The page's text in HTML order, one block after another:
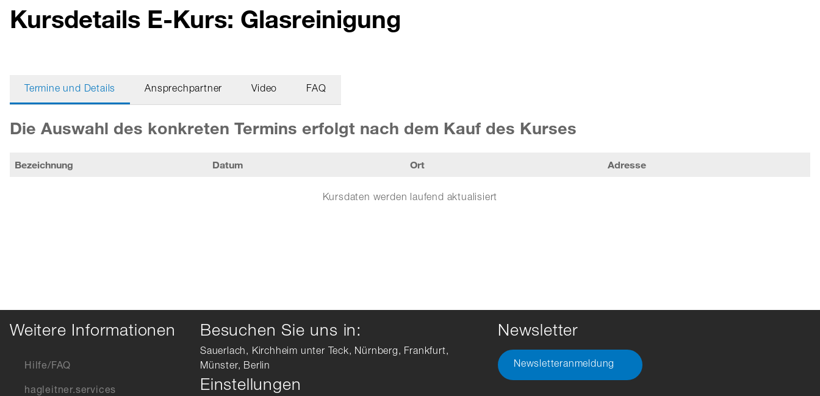
Kursdetails E-Kurs: Glasreinigung
Termine und Details Ansprechpartner Video FAQ
Die Auswahl des konkreten Termins erfolgt nach dem Kauf des Kurses
Bezeichnung Datum Ort Adresse
Kursdaten werden laufend aktualisiert
Weitere Informationen
Hilfe/FAQ
hagleitner.services
Besuchen Sie uns in:
Sauerlach, Kirchheim unter Teck, Nürnberg, Frankfurt,
Münster, Berlin
Einstellungen
Newsletter
Newsletteranmeldung